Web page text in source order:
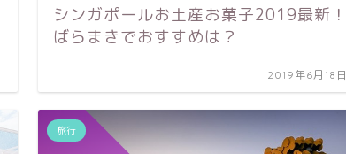
シンガポールお土産お菓子2019最新！
ばらまきでおすすめは？
2019年6月18日
旅行